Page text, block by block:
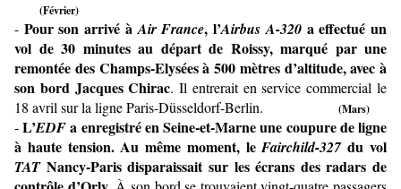
(Février)
- Pour son arrivé àAir France, l’Airbus A-320 a effectué un
vol de 30 minutes au départ de Roissy, marqué par une
remontée des Champs-Elysées à 500 mètres d’altitude, avec à
son bord Jacques Chirac. Il entrerait en service commercial le
18 avril sur la ligne Paris-Düsseldorf-Berlin.
(Mars)
-L’EDFa enregistré en Seine-et-Marne une coupure de ligne
à haute tension. Au même moment, leFairchild-327du vol
TATNancy-Paris disparaissait sur les écrans des radars de